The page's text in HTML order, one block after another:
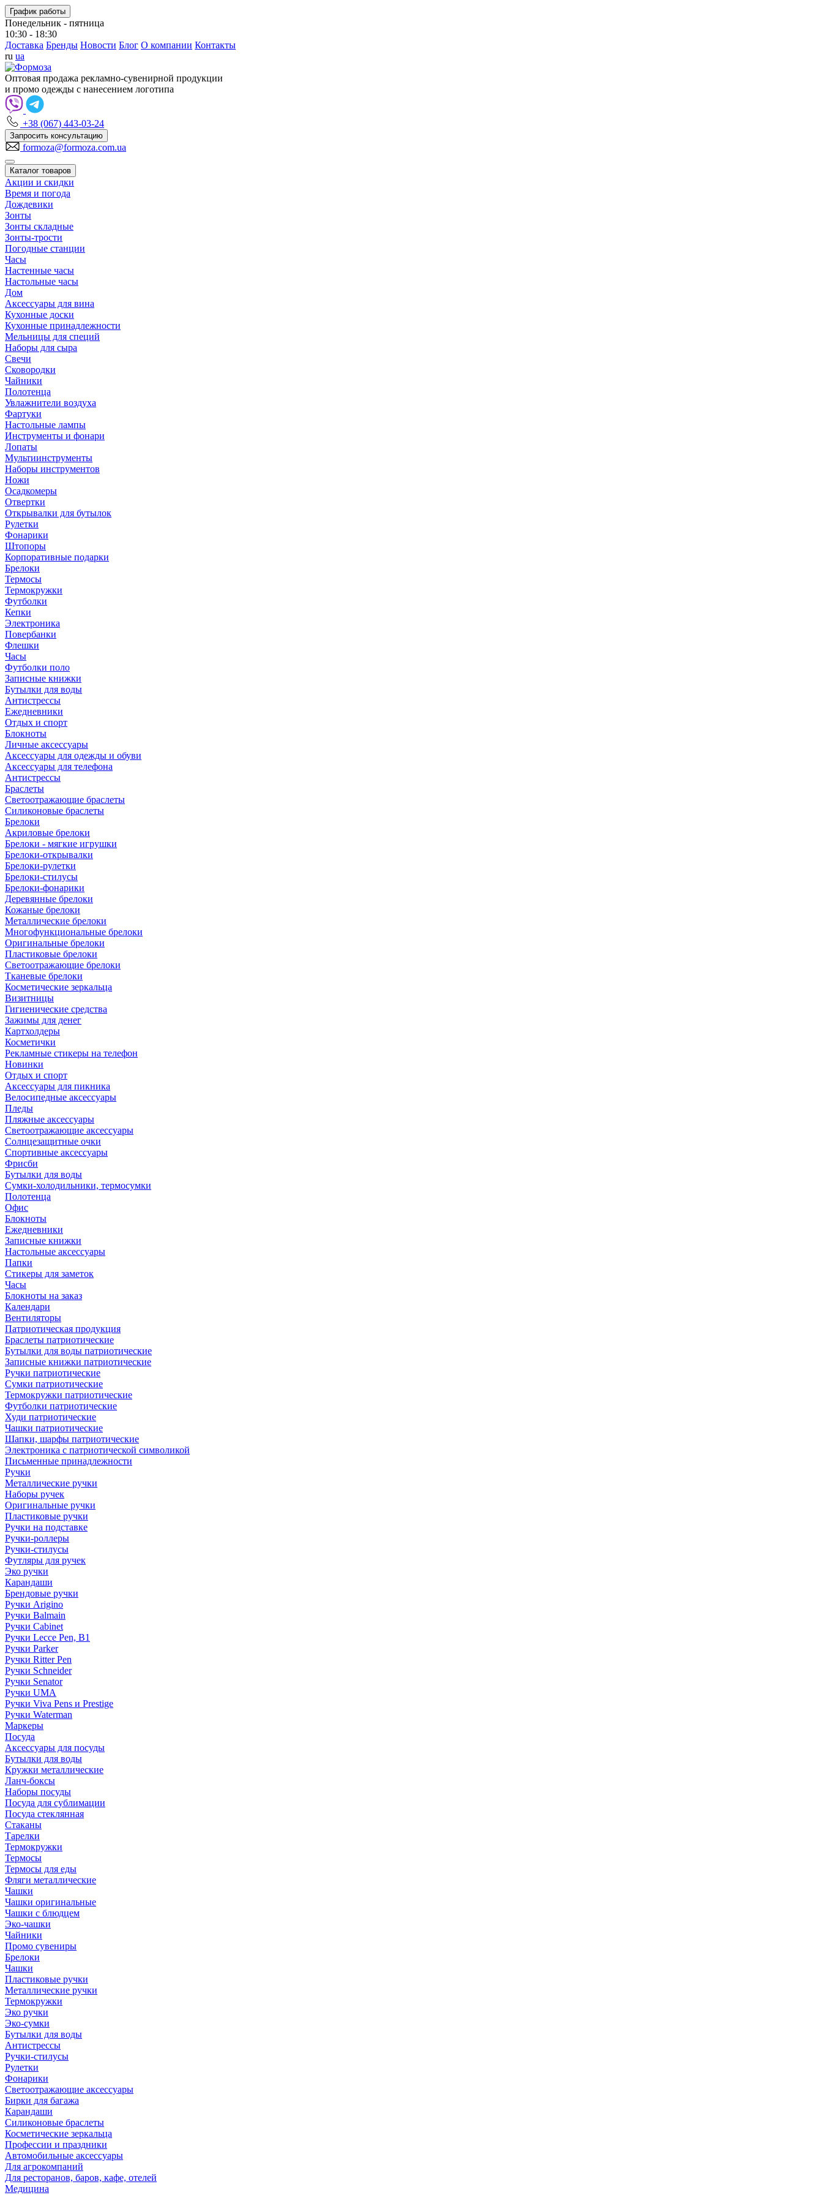
График работы
Понедельник - пятница
10:30 - 18:30
Доставка Бренды Новости Блог О компании Контакты
ru ua
Оптовая продажа рекламно-сувенирной продукции
и промо одежды с нанесением логотипа
+38 (067) 443-03-24
Запросить консультацию
formoza@formoza.com.ua
Каталог товаров
Акции и скидки
Время и погода
Дождевики
Зонты
Зонты складные
Зонты-трости
Погодные станции
Часы
Настенные часы
Настольные часы
Дом
Аксессуары для вина
Кухонные доски
Кухонные принадлежности
Мельницы для специй
Наборы для сыра
Свечи
Сковородки
Чайники
Полотенца
Увлажнители воздуха
Фартуки
Настольные лампы
Инструменты и фонари
Лопаты
Мультиинструменты
Наборы инструментов
Ножи
Осадкомеры
Отвертки
Открывалки для бутылок
Рулетки
Фонарики
Штопоры
Корпоративные подарки
Брелоки
Термосы
Термокружки
Футболки
Кепки
Электроника
Повербанки
Флешки
Часы
Футболки поло
Записные книжки
Бутылки для воды
Антистрессы
Ежедневники
Отдых и спорт
Блокноты
Личные аксессуары
Аксессуары для одежды и обуви
Аксессуары для телефона
Антистрессы
Браслеты
Светоотражающие браслеты
Силиконовые браслеты
Брелоки
Акриловые брелоки
Брелоки - мягкие игрушки
Брелоки-открывалки
Брелоки-рулетки
Брелоки-стилусы
Брелоки-фонарики
Деревянные брелоки
Кожаные брелоки
Металлические брелоки
Многофункциональные брелоки
Оригинальные брелоки
Пластиковые брелоки
Светоотражающие брелоки
Тканевые брелоки
Косметические зеркальца
Визитницы
Гигиенические средства
Зажимы для денег
Картхолдеры
Косметички
Рекламные стикеры на телефон
Новинки
Отдых и спорт
Аксессуары для пикника
Велосипедные аксессуары
Пледы
Пляжные аксессуары
Светоотражающие аксессуары
Солнцезащитные очки
Спортивные аксессуары
Фрисби
Бутылки для воды
Сумки-холодильники, термосумки
Полотенца
Офис
Блокноты
Ежедневники
Записные книжки
Настольные аксессуары
Папки
Стикеры для заметок
Часы
Блокноты на заказ
Календари
Вентиляторы
Патриотическая продукция
Браслеты патриотические
Бутылки для воды патриотические
Записные книжки патриотические
Ручки патриотические
Сумки патриотические
Термокружки патриотические
Футболки патриотические
Худи патриотические
Чашки патриотические
Шапки, шарфы патриотические
Электроника с патриотической символикой
Письменные принадлежности
Ручки
Металлические ручки
Наборы ручек
Оригинальные ручки
Пластиковые ручки
Ручки на подставке
Ручки-роллеры
Ручки-стилусы
Футляры для ручек
Эко ручки
Карандаши
Брендовые ручки
Ручки Arigino
Ручки Balmain
Ручки Cabinet
Ручки Lecce Pen, B1
Ручки Parker
Ручки Ritter Pen
Ручки Schneider
Ручки Senator
Ручки UMA
Ручки Viva Pens и Prestige
Ручки Waterman
Маркеры
Посуда
Аксессуары для посуды
Бутылки для воды
Кружки металлические
Ланч-боксы
Наборы посуды
Посуда для сублимации
Посуда стеклянная
Стаканы
Тарелки
Термокружки
Термосы
Термосы для еды
Фляги металлические
Чашки
Чашки оригинальные
Чашки с блюдцем
Эко-чашки
Чайники
Промо сувениры
Брелоки
Чашки
Пластиковые ручки
Металлические ручки
Термокружки
Эко ручки
Эко-сумки
Бутылки для воды
Антистрессы
Ручки-стилусы
Рулетки
Фонарики
Светоотражающие аксессуары
Бирки для багажа
Карандаши
Силиконовые браслеты
Косметические зеркальца
Профессии и праздники
Автомобильные аксессуары
Для агрокомпаний
Для ресторанов, баров, кафе, отелей
Медицина